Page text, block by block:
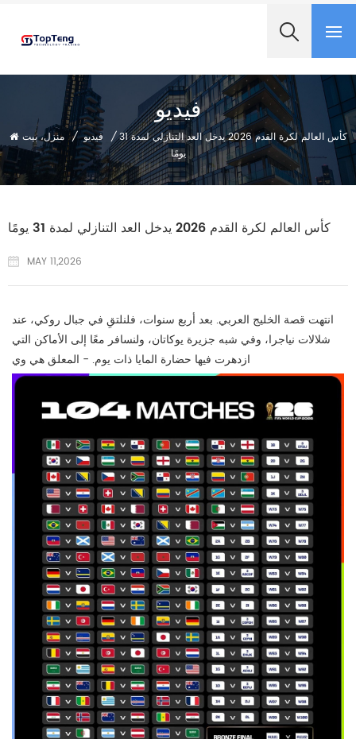
فيديو
منزل، بيت / فيديو / كأس العالم لكرة القدم 2026 يدخل العد التنازلي لمدة 31
يومًا
كأس العالم لكرة القدم 2026 يدخل العد التنازلي لمدة 31 يومًا
MAY 11,2026
انتهت قصة الخليج العربي. بعد أربع سنوات، فلنلتقِ في جبال روكي، عند
شلالات نياجرا، وفي شبه جزيرة يوكاتان، ولنسافر معًا إلى الأماكن التي
ازدهرت فيها حضارة المايا ذات يوم. - المعلق هي وي